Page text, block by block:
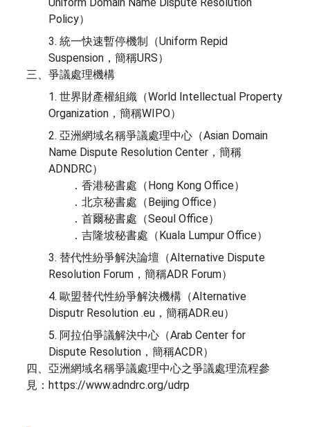
Policy）
3. 統一快速暫停機制（Uniform Repid
Suspension，簡稱URS）
三、爭議處理機構
1. 世界財產權組織（World Intellectual Property
Organization，簡稱WIPO）
2. 亞洲網域名稱爭議處理中心（Asian Domain
Name Dispute Resolution Center，簡稱
ADNDRC）
．香港秘書處（Hong Kong Office）
．北京秘書處（Beijing Office）
．首爾秘書處（Seoul Office）
．吉隆坡秘書處（Kuala Lumpur Office）
3. 替代性紛爭解決論壇（Alternative Dispute
Resolution Forum，簡稱ADR Forum）
4. 歐盟替代性紛爭解決機構（Alternative
Disputr Resolution .eu，簡稱ADR.eu）
5. 阿拉伯爭議解決中心（Arab Center for
Dispute Resolution，簡稱ACDR）
四、亞洲網域名稱爭議處理中心之爭議處理流程參
見：https://www.adndrc.org/udrp